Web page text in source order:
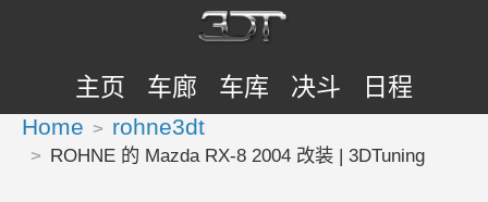
主页 车廊 车库 决斗 日程
Home rohne3dt
ROHNE 的 Mazda RX-8 2004 改装 | 3DTuning